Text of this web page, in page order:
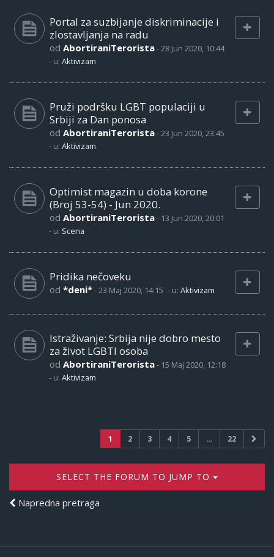
Portal za suzbijanje diskriminacije i
zlostavljanja na radu
od AbortiraniTerorista-28 Jun 2020, 10:44
- u: Aktivizam
Pruži podršku LGBT populaciji u
Srbiji za Dan ponosa
od AbortiraniTerorista-23 Jun 2020, 23:45
- u: Aktivizam
Optimist magazin u doba korone
(Broj 53-54) - Jun 2020.
od AbortiraniTerorista- 13 Jun 2020, 20:01
- u: Scena
Pridika nečoveku
od *deni*-23 Maj 2020, 14:15 - u: Aktivizam
Istraživanje: Srbija nije dobro mesto
za život LGBTI osoba
od AbortiraniTerorista- 15 Maj 2020, 12:18
- u: Aktivizam
1 2 3 4 5 … 22
SELECT THE FORUM TO JUMP TO
Napredna pretraga